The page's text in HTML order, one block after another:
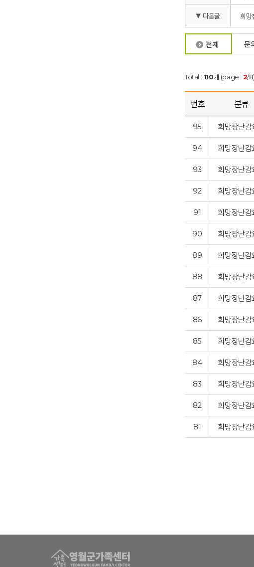
▼ 다음글 희망
전체 문
Total : 110개 (page : 2/8)
번호 분류
95 희망장난감
94 희망장난감
93 희망장난감
92 희망장난감
91 희망장난감
90 희망장난감
89 희망장난감
88 희망장난감
87 희망장난감
86 희망장난감
85 희망장난감
84 희망장난감
83 희망장난감
82 희망장난감
81 희망장난감